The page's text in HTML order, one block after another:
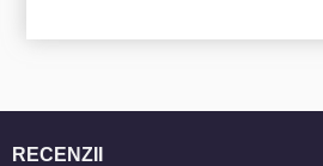
RECENZII